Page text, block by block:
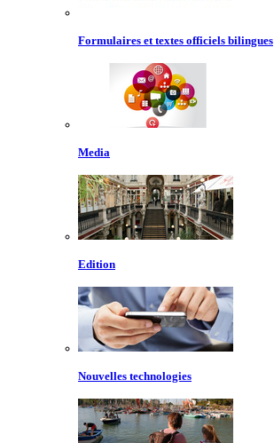
Formulaires et textes officiels bilingues
Media
Edition
Nouvelles technologies